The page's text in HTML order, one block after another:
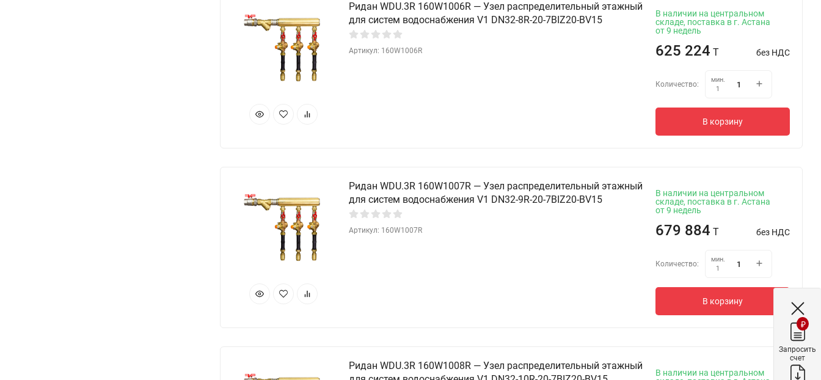
Ридан WDU.3R 160W1006R — Узел распределительный этажный
для систем водоснабжения V1 DN32-8R-20-7BIZ20-BV15
Артикул: 160W1006R
В наличии на центральном
складе, поставка в г. Астана
от 9 недель
625 224 T без НДС
Количество:
мин.
1
В корзину
Ридан WDU.3R 160W1007R — Узел распределительный этажный
для систем водоснабжения V1 DN32-9R-20-7BIZ20-BV15
Артикул: 160W1007R
В наличии на центральном
складе, поставка в г. Астана
от 9 недель
679 884 T без НДС
Количество:
мин.
1
В корзину
Ридан WDU.3R 160W1008R — Узел распределительный этажный
В наличии на центральном
₽
Запросить
счет